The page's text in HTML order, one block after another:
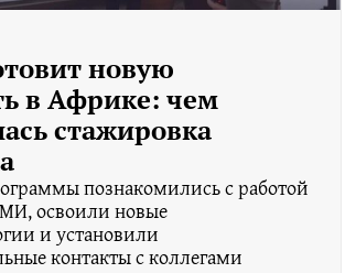
новую
в Африке: чем
стажировка
познакомились с работой
освоили новые
и установили
контакты с коллегами